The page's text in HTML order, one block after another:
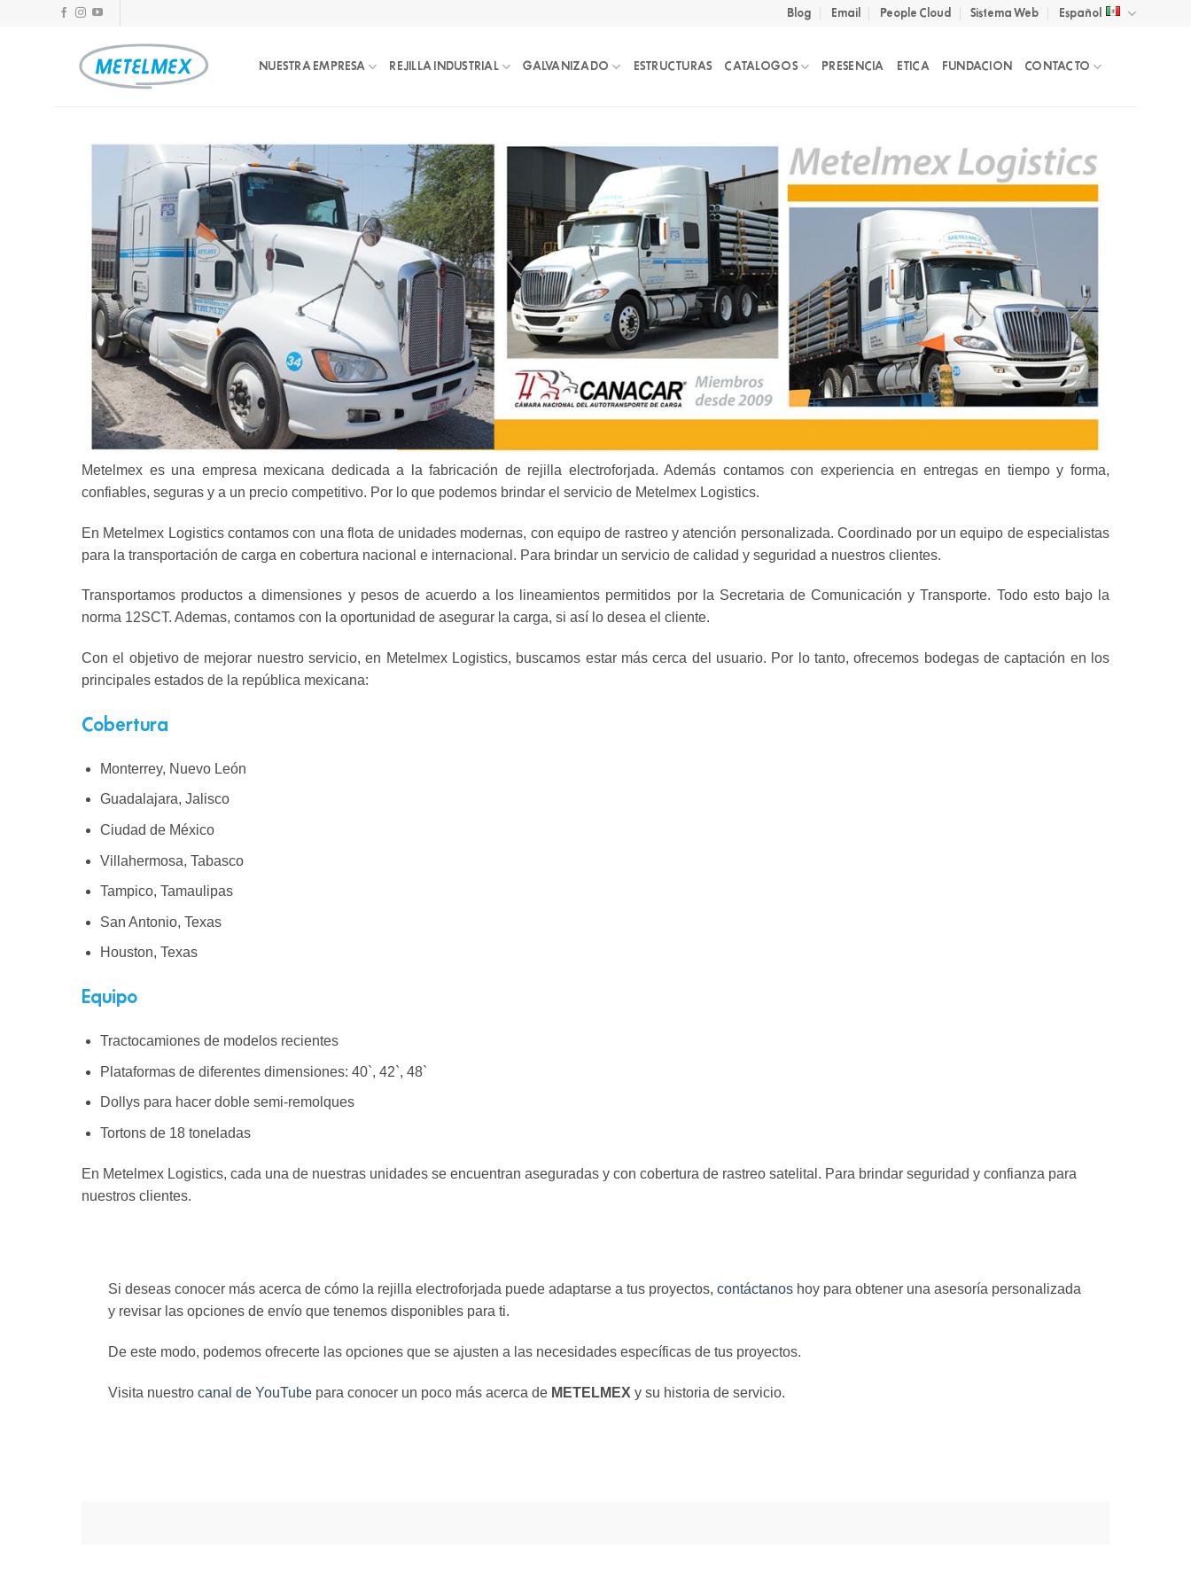
Blog Email People Cloud Sistema Web Español
NUESTRA EMPRESA REJILLA INDUSTRIAL GALVANIZADO ESTRUCTURAS CATALOGOS PRESENCIA ETICA FUNDACION CONTACTO
Metelmex es una empresa mexicana dedicada a la fabricación de rejilla electroforjada. Además contamos con experiencia en entregas en tiempo y forma,
confiables, seguras y a un precio competitivo. Por lo que podemos brindar el servicio de Metelmex Logistics.
En Metelmex Logistics contamos con una flota de unidades modernas, con equipo de rastreo y atención personalizada. Coordinado por un equipo de especialistas
para la transportación de carga en cobertura nacional e internacional. Para brindar un servicio de calidad y seguridad a nuestros clientes.
Transportamos productos a dimensiones y pesos de acuerdo a los lineamientos permitidos por la Secretaria de Comunicación y Transporte. Todo esto bajo la
norma 12SCT. Ademas, contamos con la oportunidad de asegurar la carga, si así lo desea el cliente.
Con el objetivo de mejorar nuestro servicio, en Metelmex Logistics, buscamos estar más cerca del usuario. Por lo tanto, ofrecemos bodegas de captación en los
principales estados de la república mexicana:
Cobertura
Monterrey, Nuevo León
Guadalajara, Jalisco
Ciudad de México
Villahermosa, Tabasco
Tampico, Tamaulipas
San Antonio, Texas
Houston, Texas
Equipo
Tractocamiones de modelos recientes
Plataformas de diferentes dimensiones: 40`, 42`, 48`
Dollys para hacer doble semi-remolques
Tortons de 18 toneladas
En Metelmex Logistics, cada una de nuestras unidades se encuentran aseguradas y con cobertura de rastreo satelital. Para brindar seguridad y confianza para
nuestros clientes.
Si deseas conocer más acerca de cómo la rejilla electroforjada puede adaptarse a tus proyectos, contáctanos hoy para obtener una asesoría personalizada
y revisar las opciones de envío que tenemos disponibles para ti.
De este modo, podemos ofrecerte las opciones que se ajusten a las necesidades específicas de tus proyectos.
Visita nuestro canal de YouTube para conocer un poco más acerca de METELMEX y su historia de servicio.